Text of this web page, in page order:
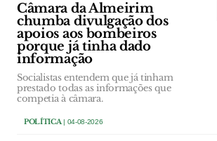
Câmara da Almeirim
chumba divulgação dos
apoios aos bombeiros
porque já tinha dado
informação
Socialistas entendem que já tinham
prestado todas as informações que
competia à câmara.
POLÍTICA| 04-08-2026